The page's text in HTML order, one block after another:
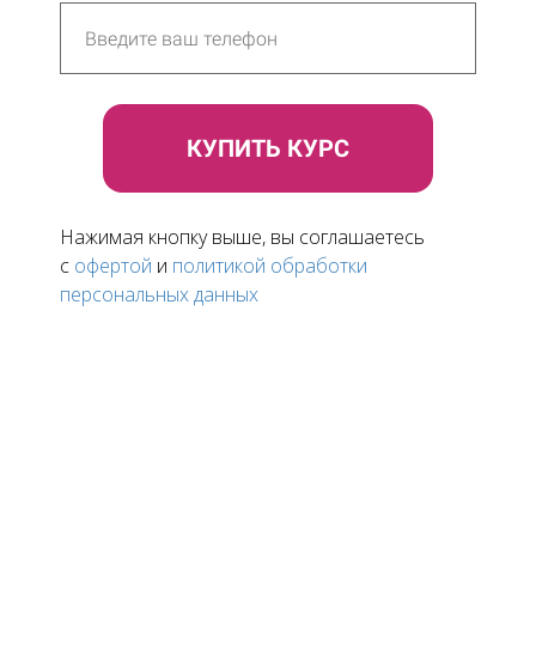
КУПИТЬ КУРС
Нажимая кнопку выше, вы соглашаетесь
c офертой и политикой обработки
персональных данных